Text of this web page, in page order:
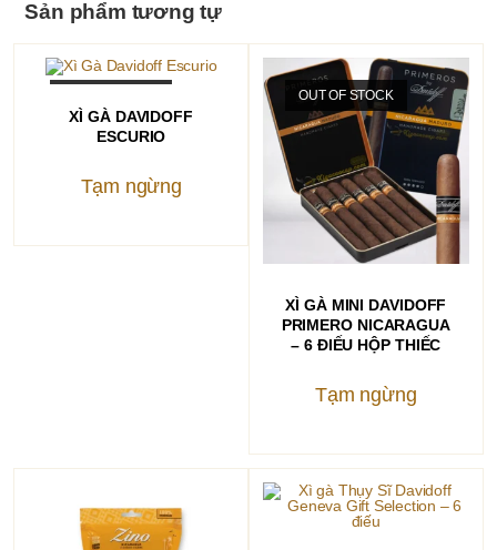
Sản phẩm tương tự
ĐỌC TIẾP
XÌ GÀ DAVIDOFF
ESCURIO
Tạm ngừng
OUT OF STOCK
XÌ GÀ MINI DAVIDOFF
PRIMERO NICARAGUA
– 6 ĐIẾU HỘP THIẾC
Tạm ngừng